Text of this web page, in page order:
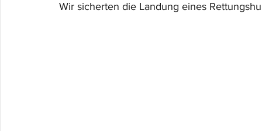
Wir sicherten die Landung eines